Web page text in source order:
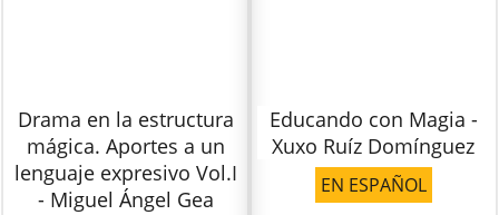
Drama en la estructura
mágica. Aportes a un
lenguaje expresivo Vol.I
- Miguel Ángel Gea
Educando con Magia -
Xuxo Ruíz Domínguez
EN ESPAÑOL